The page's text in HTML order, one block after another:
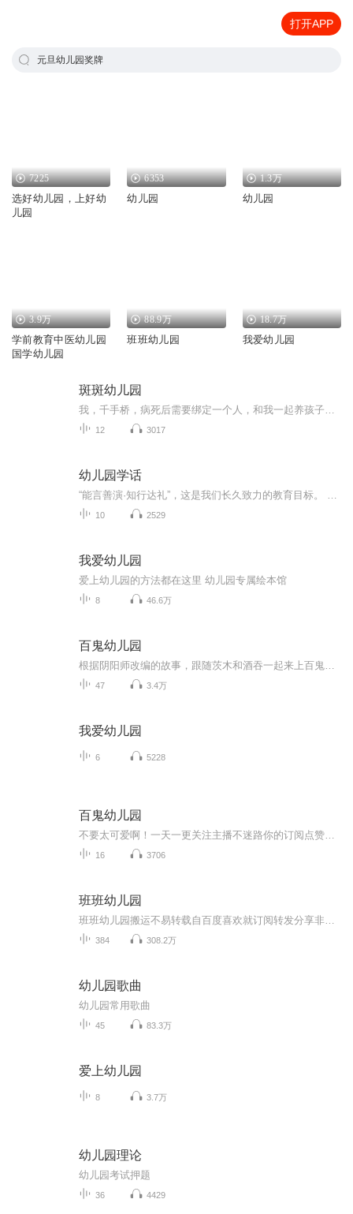
打开APP
元旦幼儿园奖牌
7225
选好幼儿园，上好幼
儿园
6353
幼儿园
1.3万
幼儿园
3.9万
学前教育中医幼儿园
国学幼儿园
88.9万
班班幼儿园
18.7万
我爱幼儿园
斑斑幼儿园
12 3017
幼儿园学话
10 2529
我爱幼儿园
爱上幼儿园的方法都在这里 幼儿园专属绘本馆
8 46.6万
百鬼幼儿园
47 3.4万
我爱幼儿园
6 5228
百鬼幼儿园
16 3706
班班幼儿园
384 308.2万
幼儿园歌曲
幼儿园常用歌曲
45 83.3万
爱上幼儿园
8 3.7万
幼儿园理论
幼儿园考试押题
36 4429